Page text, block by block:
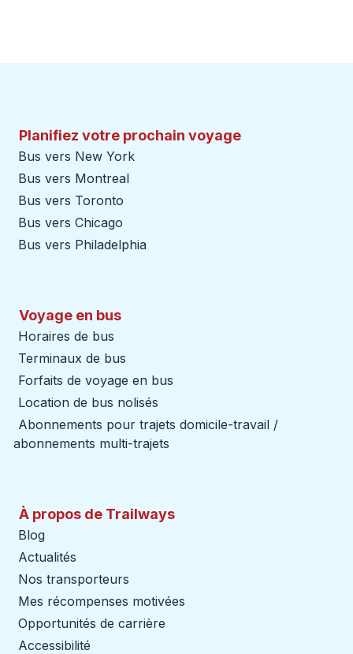
Planifiez votre prochain voyage
Bus vers New York
Bus vers Montreal
Bus vers Toronto
Bus vers Chicago
Bus vers Philadelphia
Voyage en bus
Horaires de bus
Terminaux de bus
Forfaits de voyage en bus
Location de bus nolisés
Abonnements pour trajets domicile-travail /
abonnements multi-trajets
À propos de Trailways
Blog
Actualités
Nos transporteurs
Mes récompenses motivées
Opportunités de carrière
Accessibilité